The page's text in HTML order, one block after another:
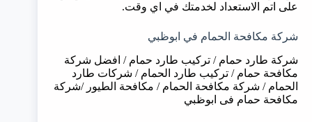
على اتم الاستعداد لخدمتك في اي وقت.
شركة مكافحة الحمام في ابوظبي
شركة طارد حمام / تركيب طارد حمام / افضل شركة
مكافحة حمام / تركيب طارد الحمام / شركات طارد
الحمام / شركة مكافحة الحمام / مكافحة الطيور /شركة
مكافحة حمام فى ابوظبي